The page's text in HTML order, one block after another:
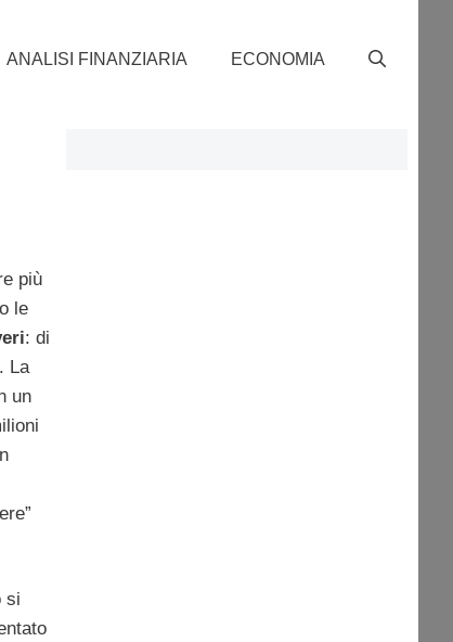
ANALISI FINANZIARIA ECONOMIA
più
le
: di
La
un
si